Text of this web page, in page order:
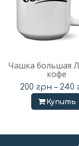
Чашка большая
кофе
200 грн – 240
Купить